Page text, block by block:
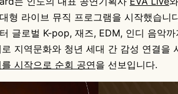
형 라이브 뮤직 프로그램을 시작했습니
글로벌 K-pop, 재즈, EDM, 인디 음악
지역문화와 청년 세대 간 감성 연결을
시작으로 순회 공연을 선보입니다.